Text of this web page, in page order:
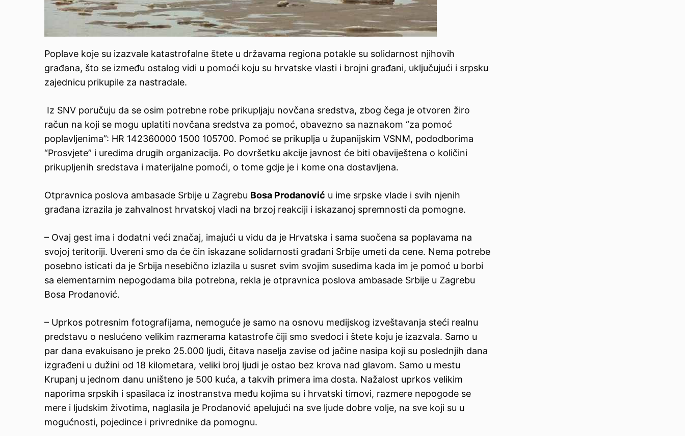
Poplave koje su izazvale katastrofalne štete u državama regiona potakle su solidarnost njihovih
građana, što se između ostalog vidi u pomoći koju su hrvatske vlasti i brojni građani, uključujući i srpsku
zajednicu prikupile za nastradale.
Iz SNV poručuju da se osim potrebne robe prikupljaju novčana sredstva, zbog čega je otvoren žiro
račun na koji se mogu uplatiti novčana sredstva za pomoć, obavezno sa naznakom “za pomoć
poplavljenima”: HR 142360000 1500 105700. Pomoć se prikuplja u županijskim VSNM, pododborima
“Prosvjete” i uredima drugih organizacija. Po dovršetku akcije javnost će biti obaviještena o količini
prikupljenih sredstava i materijalne pomoći, o tome gdje je i kome ona dostavljena.
Otpravnica poslova ambasade Srbije u Zagrebu Bosa Prodanović u ime srpske vlade i svih njenih
građana izrazila je zahvalnost hrvatskoj vladi na brzoj reakciji i iskazanoj spremnosti da pomogne.
– Ovaj gest ima i dodatni veći značaj, imajući u vidu da je Hrvatska i sama suočena sa poplavama na
svojoj teritoriji. Uvereni smo da će čin iskazane solidarnosti građani Srbije umeti da cene. Nema potrebe
posebno isticati da je Srbija nesebično izlazila u susret svim svojim susedima kada im je pomoć u borbi
sa elementarnim nepogodama bila potrebna, rekla je otpravnica poslova ambasade Srbije u Zagrebu
Bosa Prodanović.
– Uprkos potresnim fotografijama, nemoguće je samo na osnovu medijskog izveštavanja steći realnu
predstavu o neslućeno velikim razmerama katastrofe čiji smo svedoci i štete koju je izazvala. Samo u
par dana evakuisano je preko 25.000 ljudi, čitava naselja zavise od jačine nasipa koji su poslednjih dana
izgrađeni u dužini od 18 kilometara, veliki broj ljudi je ostao bez krova nad glavom. Samo u mestu
Krupanj u jednom danu uništeno je 500 kuća, a takvih primera ima dosta. Nažalost uprkos velikim
naporima srpskih i spasilaca iz inostranstva među kojima su i hrvatski timovi, razmere nepogode se
mere i ljudskim životima, naglasila je Prodanović apelujući na sve ljude dobre volje, na sve koji su u
mogućnosti, pojedince i privrednike da pomognu.